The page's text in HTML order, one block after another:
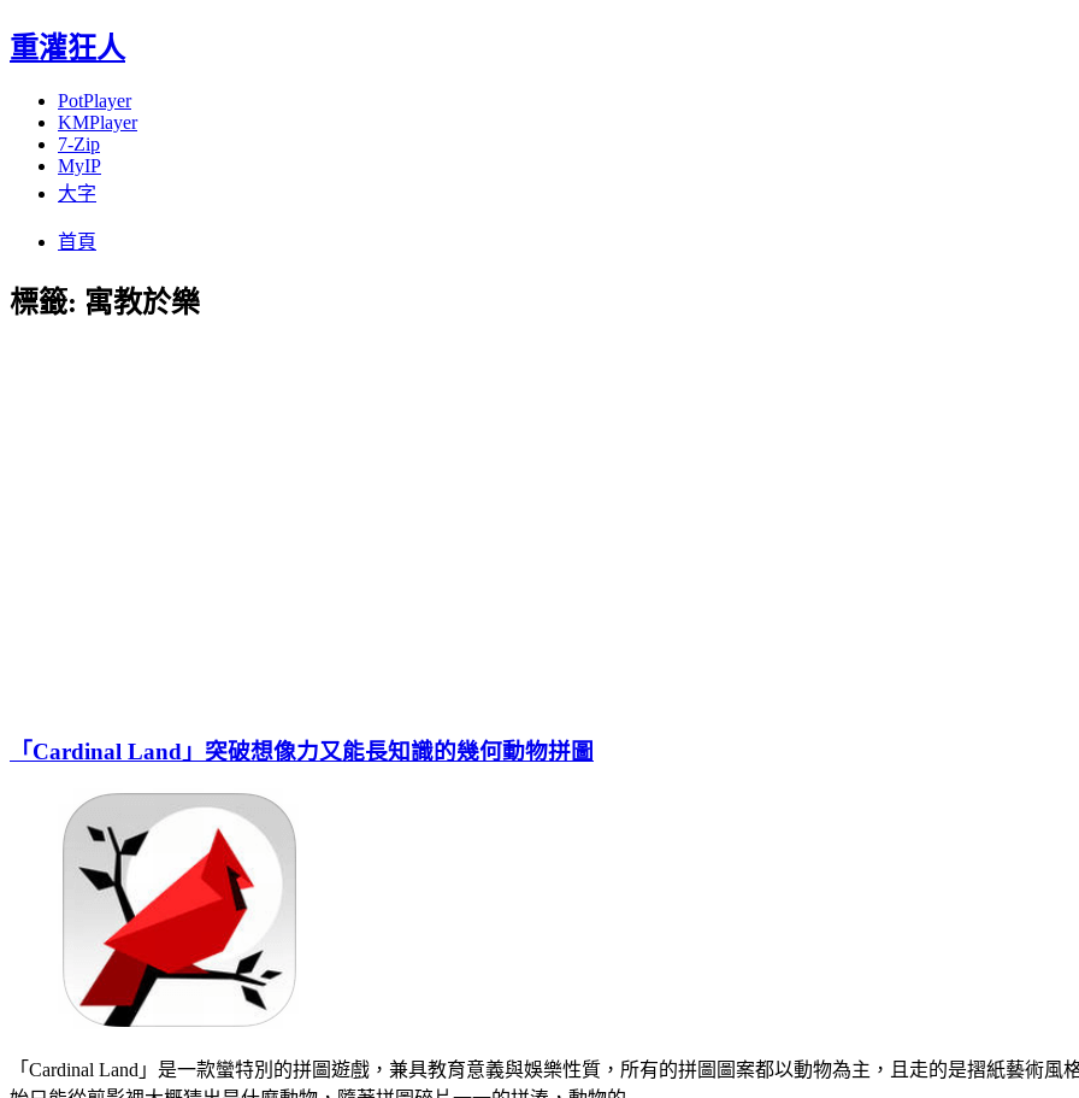
重灌狂人
PotPlayer
KMPlayer
7-Zip
MyIP
大字
首頁
標籤: 寓教於樂
「Cardinal Land」突破想像力又能長知識的幾何動物拼圖
「Cardinal Land」是一款蠻特別的拼圖遊戲，兼具教育意義與娛樂性質，所有的拼圖圖案都以動物為主，且走的是摺紙藝術